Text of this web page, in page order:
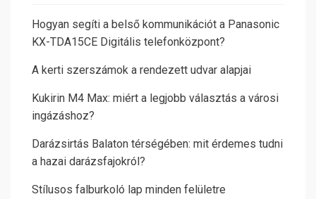
Hogyan segíti a belső kommunikációt a Panasonic
KX-TDA15CE Digitális telefonközpont?
A kerti szerszámok a rendezett udvar alapjai
Kukirin M4 Max: miért a legjobb választás a városi
ingázáshoz?
Darázsirtás Balaton térségében: mit érdemes tudni
a hazai darázsfajokról?
Stílusos falburkoló lap minden felületre